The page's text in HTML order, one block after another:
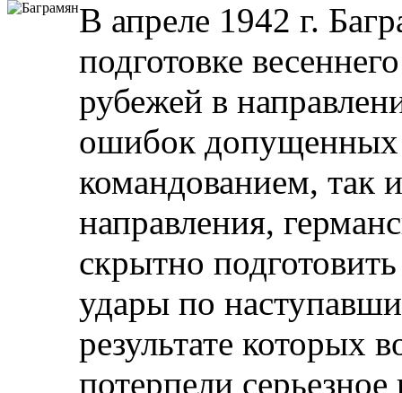
В апреле 1942 г.
подготовке
рубежей в
ошибок
командованием, так
направления,
скрытно
удары по
результате которых
потерпели